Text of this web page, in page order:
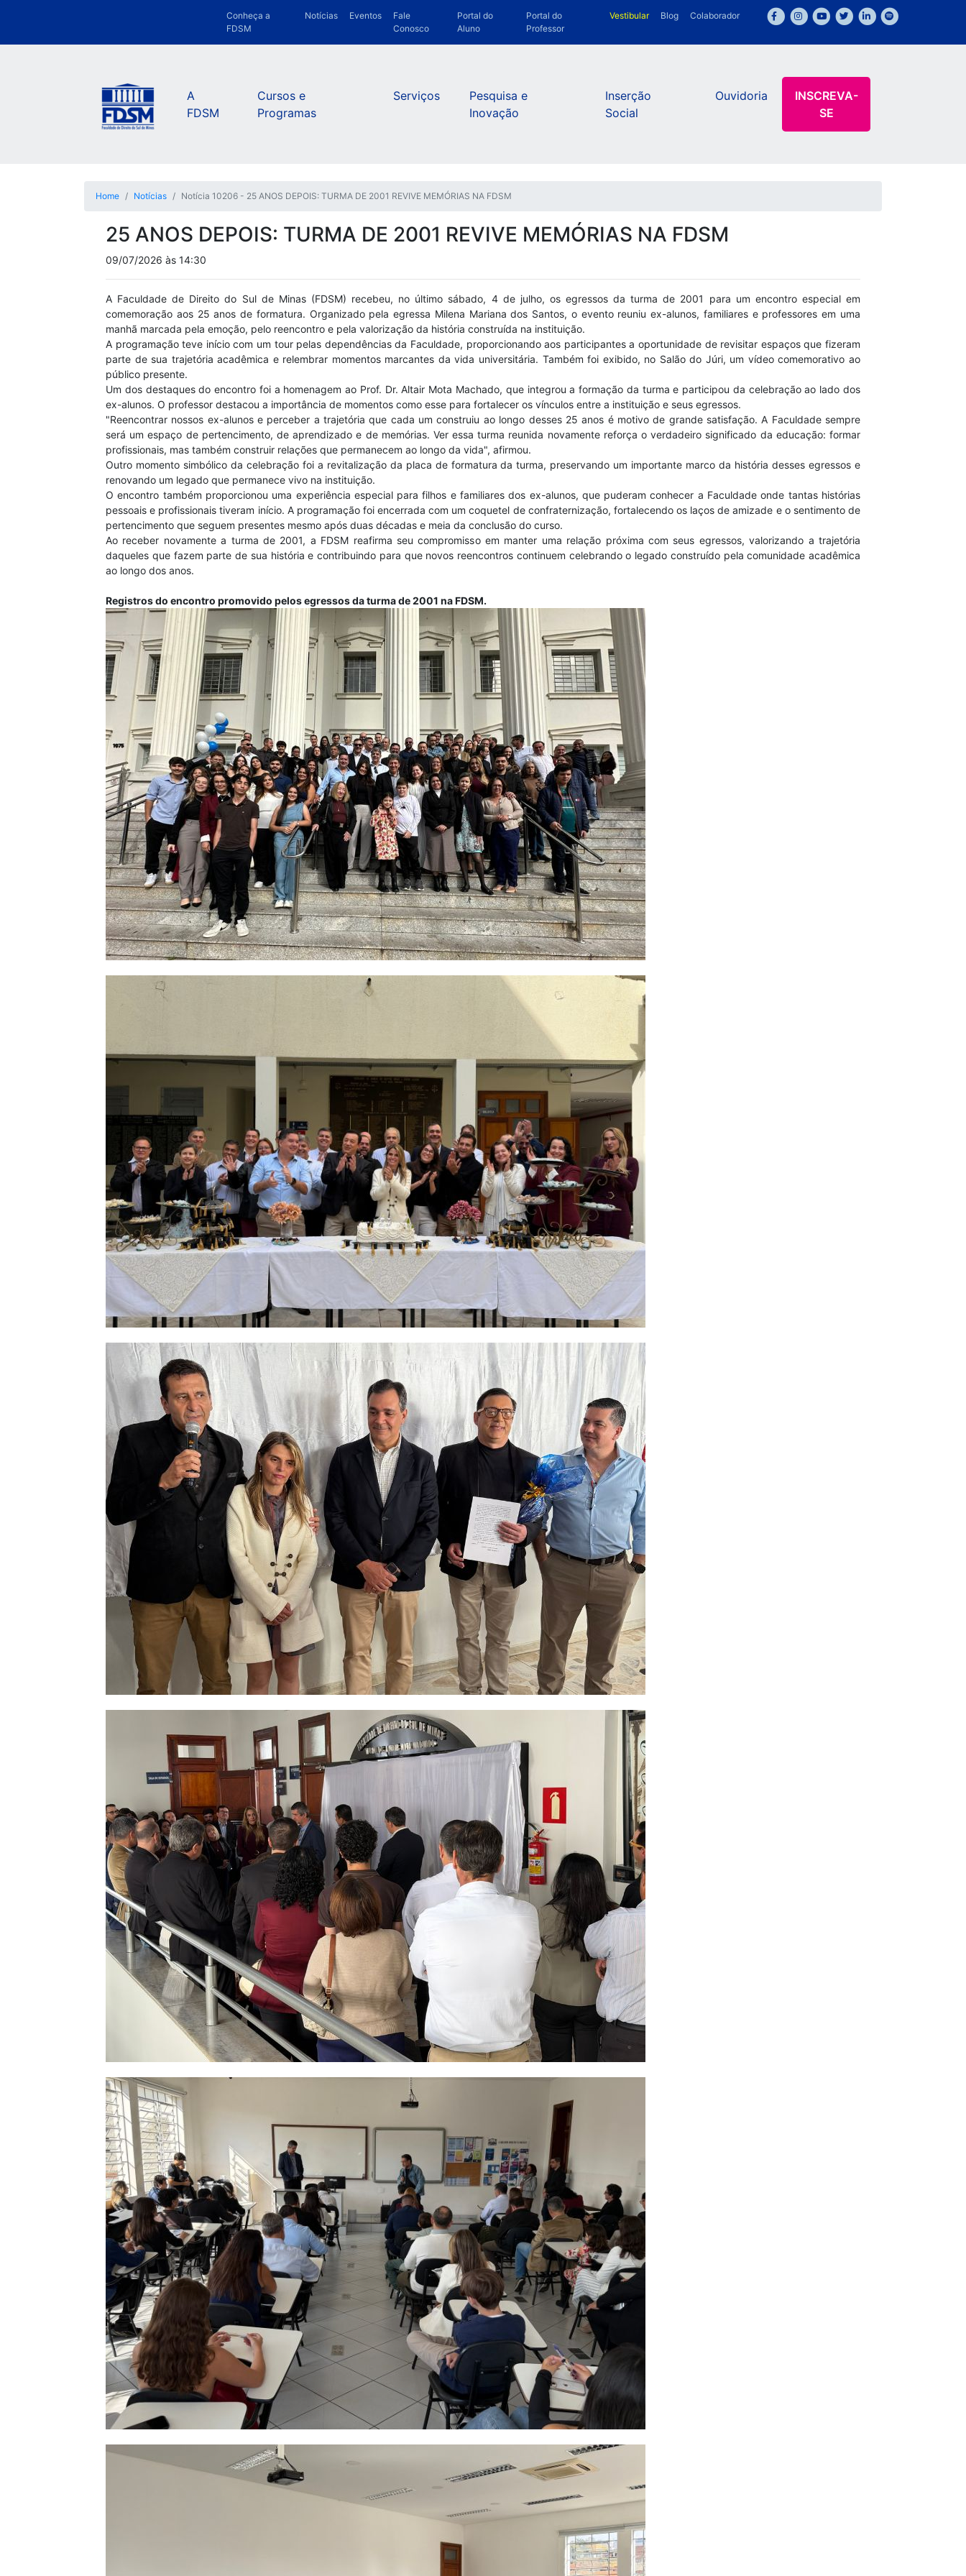
Conheça a
FDSM
Notícias Eventos
Fale
Conosco
Portal do
Aluno
Portal do
Professor
Vestibular Blog Colaborador
A
FDSM
Cursos e
Programas
Serviços
Pesquisa e
Inovação
Inserção
Social
Ouvidoria
INSCREVA-
SE
Home Notícias Notícia 10206 - 25 ANOS DEPOIS: TURMA DE 2001 REVIVE MEMÓRIAS NA FDSM
25 ANOS DEPOIS: TURMA DE 2001 REVIVE MEMÓRIAS NA FDSM
09/07/2026 às 14:30
A Faculdade de Direito do Sul de Minas (FDSM) recebeu, no último sábado, 4 de julho, os egressos da turma de 2001 para um encontro especial em
comemoração aos 25 anos de formatura. Organizado pela egressa Milena Mariana dos Santos, o evento reuniu ex-alunos, familiares e professores em uma
manhã marcada pela emoção, pelo reencontro e pela valorização da história construída na instituição.
A programação teve início com um tour pelas dependências da Faculdade, proporcionando aos participantes a oportunidade de revisitar espaços que fizeram
parte de sua trajetória acadêmica e relembrar momentos marcantes da vida universitária. Também foi exibido, no Salão do Júri, um vídeo comemorativo ao
público presente.
Um dos destaques do encontro foi a homenagem ao Prof. Dr. Altair Mota Machado, que integrou a formação da turma e participou da celebração ao lado dos
ex-alunos. O professor destacou a importância de momentos como esse para fortalecer os vínculos entre a instituição e seus egressos.
"Reencontrar nossos ex-alunos e perceber a trajetória que cada um construiu ao longo desses 25 anos é motivo de grande satisfação. A Faculdade sempre
será um espaço de pertencimento, de aprendizado e de memórias. Ver essa turma reunida novamente reforça o verdadeiro significado da educação: formar
profissionais, mas também construir relações que permanecem ao longo da vida", afirmou.
Outro momento simbólico da celebração foi a revitalização da placa de formatura da turma, preservando um importante marco da história desses egressos e
renovando um legado que permanece vivo na instituição.
O encontro também proporcionou uma experiência especial para filhos e familiares dos ex-alunos, que puderam conhecer a Faculdade onde tantas histórias
pessoais e profissionais tiveram início. A programação foi encerrada com um coquetel de confraternização, fortalecendo os laços de amizade e o sentimento de
pertencimento que seguem presentes mesmo após duas décadas e meia da conclusão do curso.
Ao receber novamente a turma de 2001, a FDSM reafirma seu compromisso em manter uma relação próxima com seus egressos, valorizando a trajetória
daqueles que fazem parte de sua história e contribuindo para que novos reencontros continuem celebrando o legado construído pela comunidade acadêmica
ao longo dos anos.
Registros do encontro promovido pelos egressos da turma de 2001 na FDSM.